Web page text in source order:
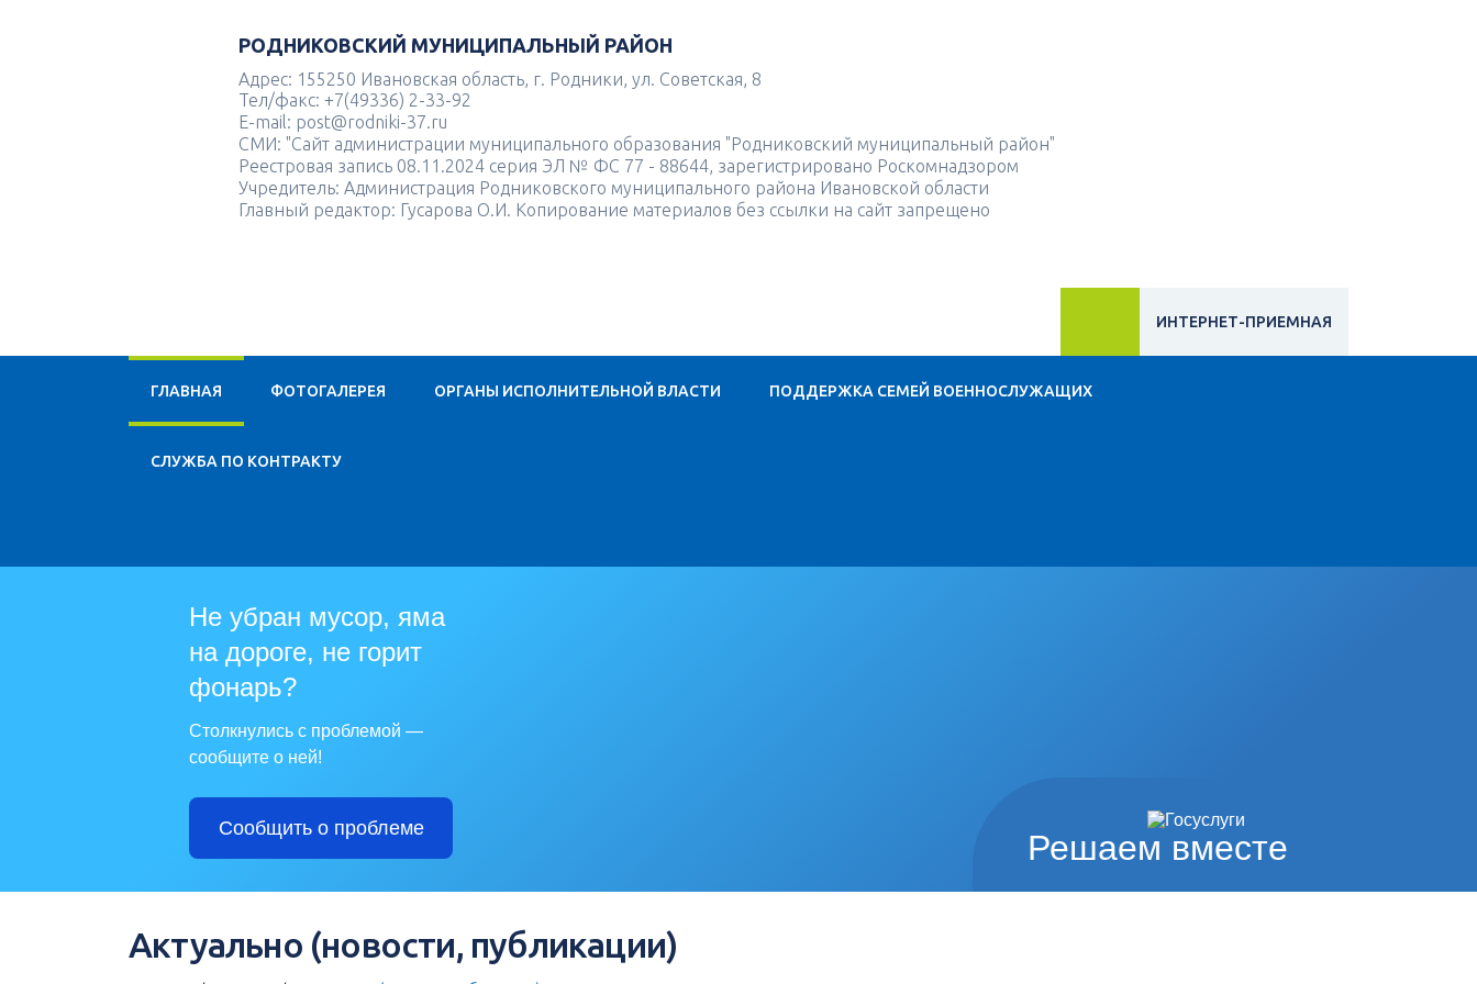
РОДНИКОВСКИЙ МУНИЦИПАЛЬНЫЙ РАЙОН
Адрес: 155250 Ивановская область, г. Родники, ул. Советская, 8
Тел/факс: +7(49336) 2-33-92
E-mail: post@rodniki-37.ru
СМИ: "Сайт администрации муниципального образования "Родниковский муниципальный район"
Реестровая запись 08.11.2024 серия ЭЛ № ФС 77 - 88644, зарегистрировано Роскомнадзором
Учредитель: Администрация Родниковского муниципального района Ивановской области
Главный редактор: Гусарова О.И. Копирование материалов без ссылки на сайт запрещено
ИНТЕРНЕТ-ПРИЕМНАЯ
ГЛАВНАЯ ФОТОГАЛЕРЕЯ ОРГАНЫ ИСПОЛНИТЕЛЬНОЙ ВЛАСТИ ПОДДЕРЖКА СЕМЕЙ ВОЕННОСЛУЖАЩИХ
CЛУЖБА ПО КОНТРАКТУ
Решаем вместе
Не убран мусор, яма
на дороге, не горит
фонарь?
Столкнулись с проблемой —
сообщите о ней!
Сообщить о проблеме
Актуально (новости, публикации)